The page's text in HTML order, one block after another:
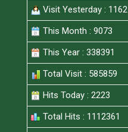
Visit Yesterday : 1162
This Month : 9073
This Year : 338391
Total Visit : 585859
Hits Today : 2223
Total Hits : 1112361